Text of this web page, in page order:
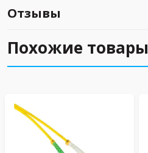
Отзывы
Похожие товары